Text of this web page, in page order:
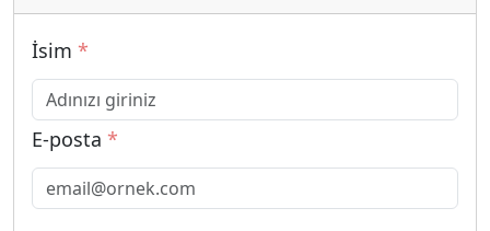
İsim *
E-posta *